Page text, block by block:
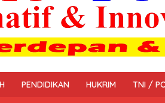
PENDIDIKAN HUKRIM TNI /